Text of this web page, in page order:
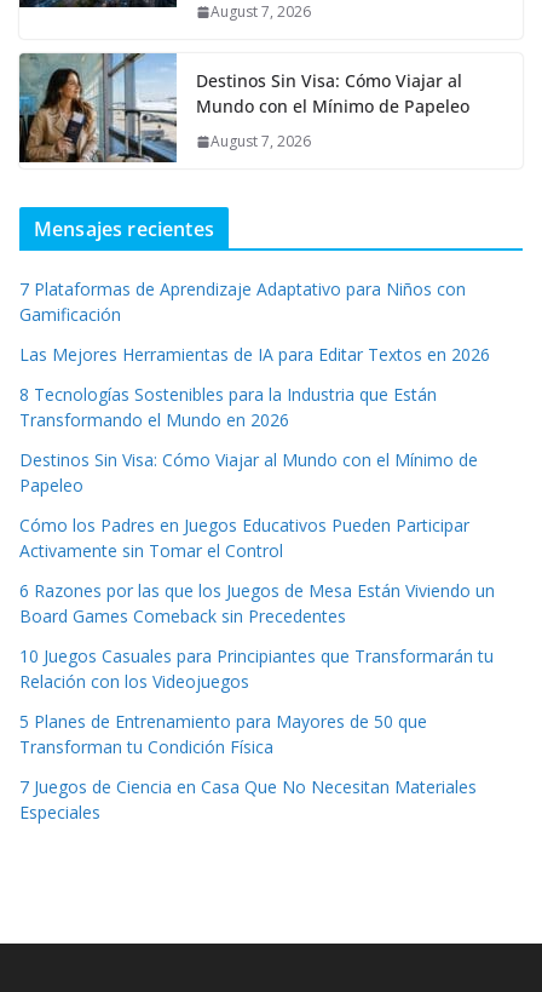
August 7, 2026
Destinos Sin Visa: Cómo Viajar al
Mundo con el Mínimo de Papeleo
August 7, 2026
Mensajes recientes
7 Plataformas de Aprendizaje Adaptativo para Niños con
Gamificación
Las Mejores Herramientas de IA para Editar Textos en 2026
8 Tecnologías Sostenibles para la Industria que Están
Transformando el Mundo en 2026
Destinos Sin Visa: Cómo Viajar al Mundo con el Mínimo de
Papeleo
Cómo los Padres en Juegos Educativos Pueden Participar
Activamente sin Tomar el Control
6 Razones por las que los Juegos de Mesa Están Viviendo un
Board Games Comeback sin Precedentes
10 Juegos Casuales para Principiantes que Transformarán tu
Relación con los Videojuegos
5 Planes de Entrenamiento para Mayores de 50 que
Transforman tu Condición Física
7 Juegos de Ciencia en Casa Que No Necesitan Materiales
Especiales